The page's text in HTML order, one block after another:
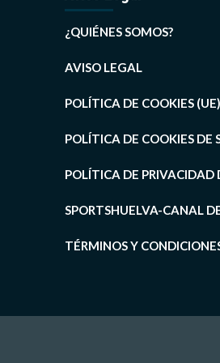
¿QUIÉNES SOMOS?
AVISO LEGAL
POLÍTICA DE COOKIES (UE)
POLÍTICA DE COOKIES DE
POLÍTICA DE PRIVACIDAD
SPORTSHUELVA-CANAL
TÉRMINOS Y